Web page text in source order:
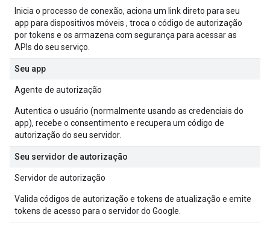
Inicia o processo de conexão, aciona um link direto para seu
app para dispositivos móveis , troca o código de autorização
por tokens e os armazena com segurança para acessar as
APIs do seu serviço.
Seu app
Agente de autorização
Autentica o usuário (normalmente usando as credenciais do
app), recebe o consentimento e recupera um código de
autorização do seu servidor.
Seu servidor de autorização
Servidor de autorização
Valida códigos de autorização e tokens de atualização e emite
tokens de acesso para o servidor do Google.